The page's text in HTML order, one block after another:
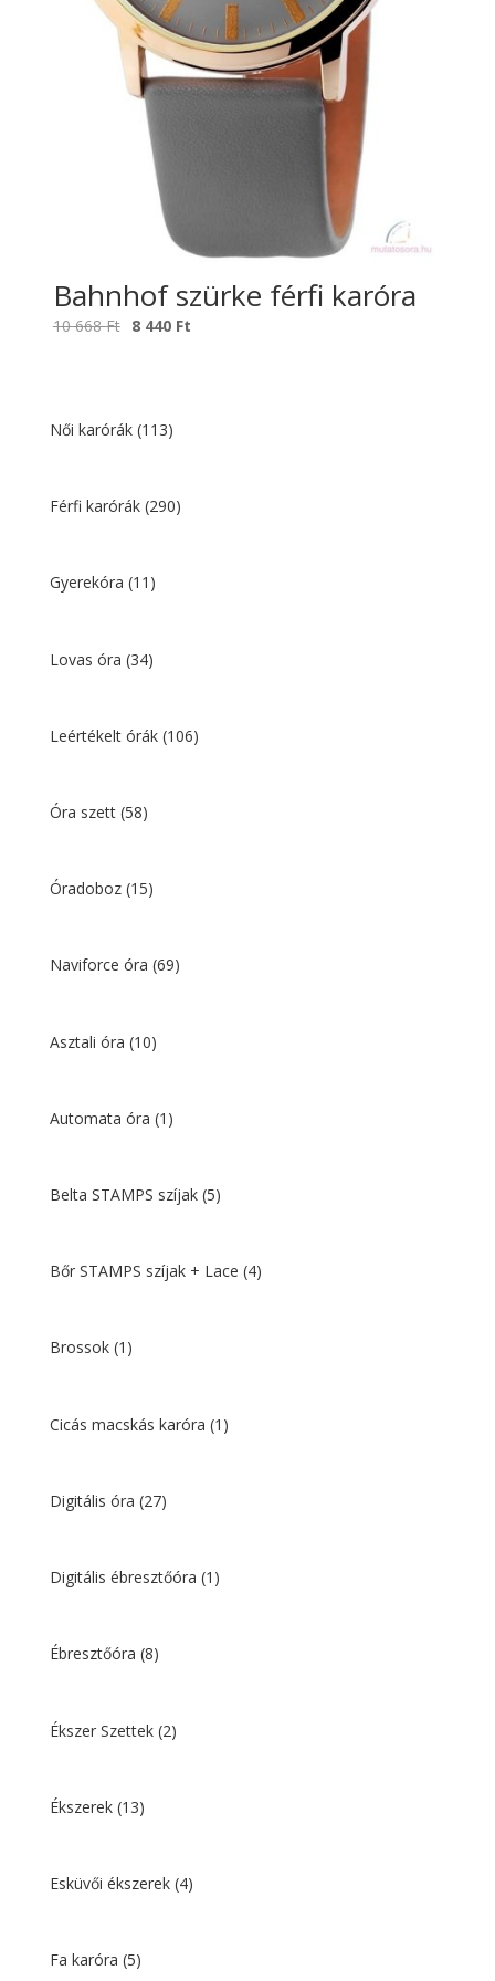
Bahnhof szürke férfi karóra
10 668Ft Original
668 Ft.
8 440 Ft
Női karórák (113)
Férfi karórák (290)
Gyerekóra (11)
Lovas óra (34)
Leértékelt órák (106)
Óra szett (58)
Óradoboz (15)
Naviforce óra (69)
Asztali óra (10)
Automata óra (1)
Belta STAMPS szíjak (5)
Bőr STAMPS szíjak + Lace (4)
Brossok (1)
Cicás macskás karóra (1)
Digitális óra (27)
Digitális ébresztőóra (1)
Ébresztőóra (8)
Ékszer Szettek (2)
Ékszerek (13)
Esküvői ékszerek (4)
Fa karóra (5)